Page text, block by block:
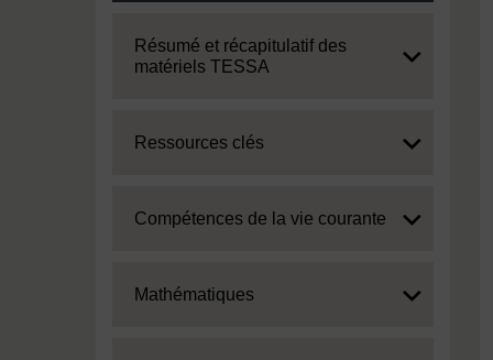
Expand
Résumé et récapitulatif des
matériels TESSA
Expand
Ressources clés
Expand
Compétences de la vie courante
Expand
Mathématiques